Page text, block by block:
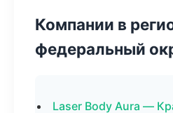
Компании в
федеральный
Laser Body Aura —